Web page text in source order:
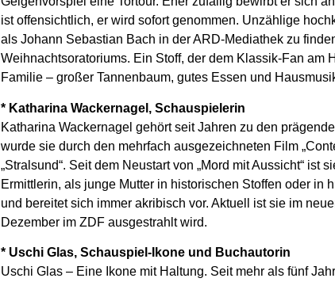
ist offensichtlich, er wird sofort genommen. Unzählige
als Johann Sebastian Bach in der ARD-Mediathek zu
Weihnachtsoratoriums. Ein Stoff, der dem Klassik-Fan am
Familie – großer Tannenbaum, gutes Essen und
* Katharina Wackernagel, Schauspielerin
Katharina Wackernagel gehört seit Jahren zu den
wurde sie durch den mehrfach ausgezeichneten Film
„Stralsund“. Seit dem Neustart von „Mord mit Aussicht“
Ermittlerin, als junge Mutter in historischen Stoffen oder
und bereitet sich immer akribisch vor. Aktuell ist sie im
Dezember im ZDF ausgestrahlt wird.
* Uschi Glas, Schauspiel-Ikone und Buchautorin
Uschi Glas – Eine Ikone mit Haltung. Seit mehr als fünf